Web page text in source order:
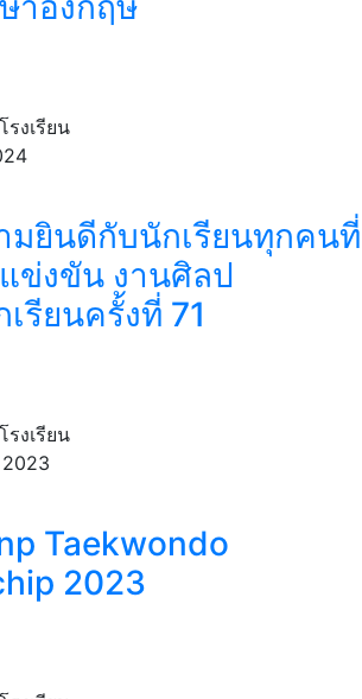
งเรียน
มยินดีกับนักเรียนทุกคนที่
ข่งขัน งานศิลป
รียนครั้งที่ 71
งเรียน
Taekwondo
2023